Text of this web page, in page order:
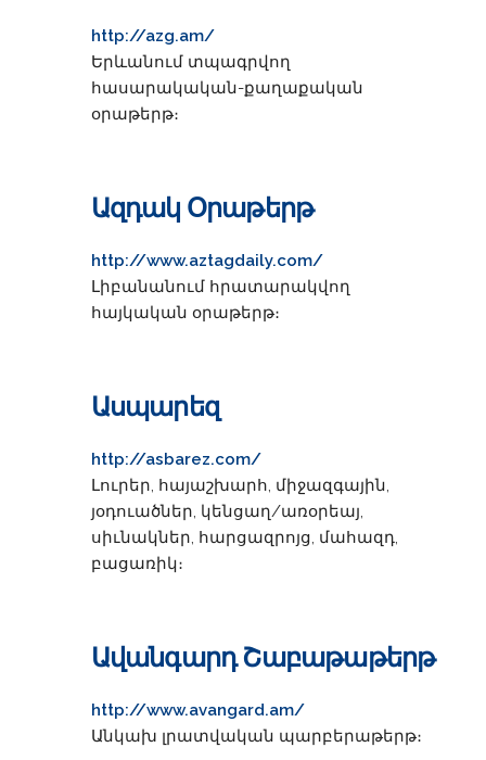
http://azg.am/
Երևանում տպագրվող
հասարակական-քաղաքական
օրաթերթ։
Ազդակ Օրաթերթ
http://www.aztagdaily.com/
Լիբանանում հրատարակվող
հայկական օրաթերթ։
Ասպարեզ
http://asbarez.com/
Լուրեր, հայաշխարհ, միջազգային,
յօդուածներ, կենցաղ/առօրեայ,
սիւնակներ, հարցազրոյց, մահազդ,
բացառիկ։
Ավանգարդ Շաբաթաթերթ
http://www.avangard.am/
Անկախ լրատվական պարբերաթերթ։